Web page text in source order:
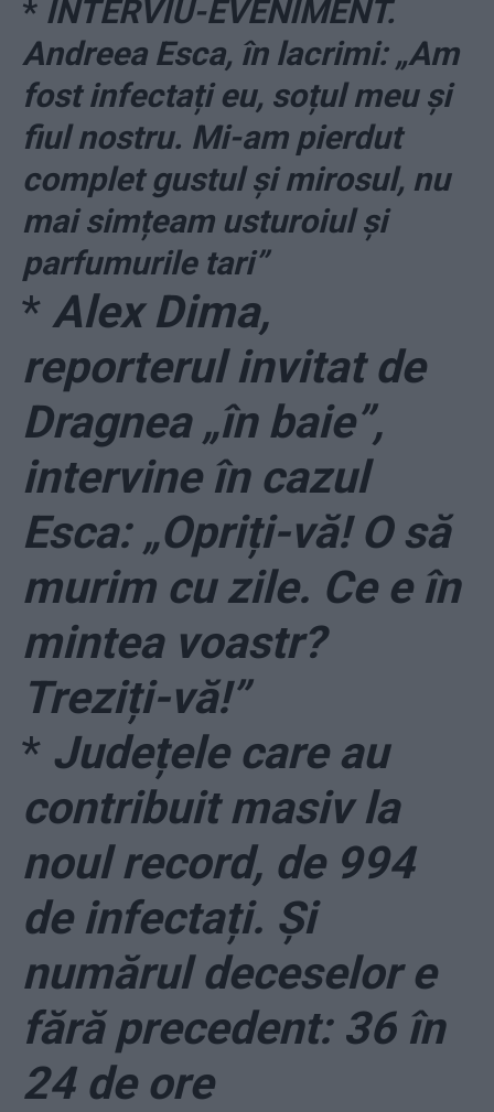
* INTERVIU-EVENIMENT.
Andreea Esca, în lacrimi: „Am
fost infectați eu, soțul meu și
fiul nostru. Mi-am pierdut
complet gustul și mirosul, nu
mai simțeam usturoiul și
parfumurile tari”
* Alex Dima,
reporterul invitat de
Dragnea „în baie”,
intervine în cazul
Esca: „Opriți-vă! O să
murim cu zile. Ce e în
mintea voastr?
Treziți-vă!”
* Județele care au
contribuit masiv la
noul record, de 994
de infectați. Și
numărul deceselor e
fără precedent: 36 în
24 de ore